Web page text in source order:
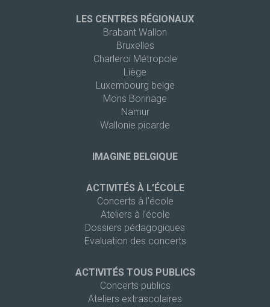
LES CENTRES RÉGIONAUX
Brabant Wallon
Bruxelles
Charleroi Métropole
Liège
Luxembourg belge
Mons Borinage
Namur
Wallonie picarde
IMAGINE BELGIQUE
ACTIVITÉS À L’ÉCOLE
Concerts à l’école
Ateliers à l’école
Dossiers pédagogiques
Evaluation des concerts
ACTIVITÉS TOUS PUBLICS
Concerts publics
Ateliers extrascolaires